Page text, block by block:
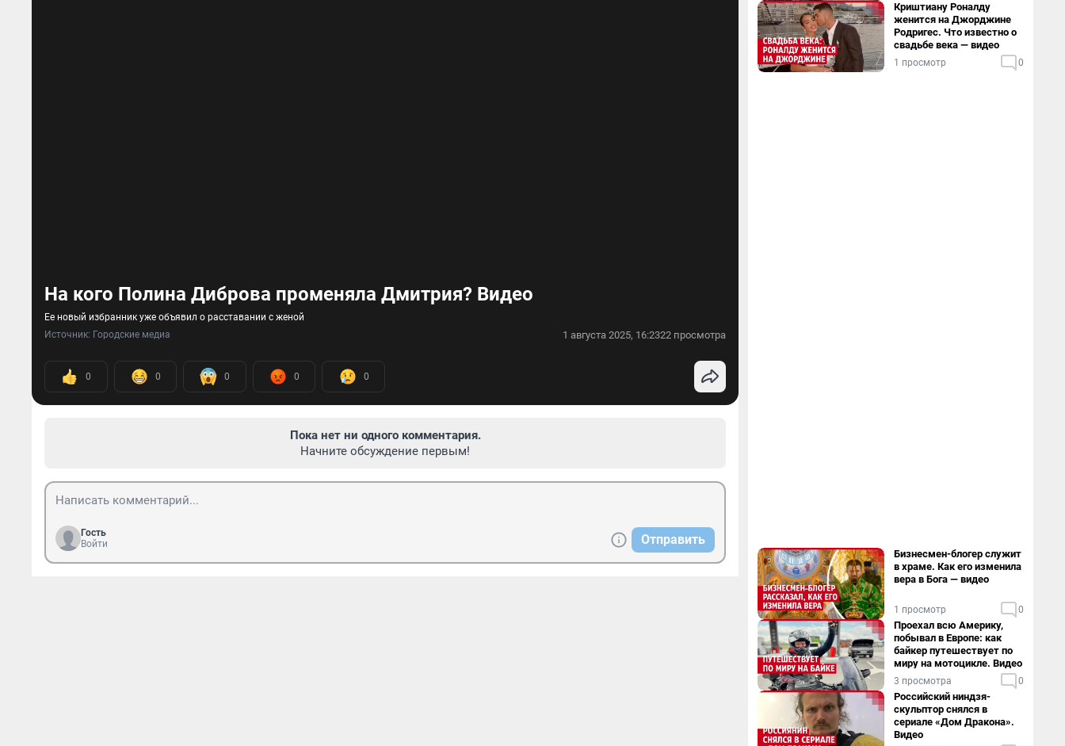
На кого Полина Диброва променяла Дмитрия? Видео
Ее новый избранник уже объявил о расставании с женой
Источник: Городские медиа 1 августа 2025, 16:2322 просмотра
0 0 0 0 0
Пока нет ни одного комментария.
Начните обсуждение первым!
Гость
Войти
Отправить
Криштиану Роналду
женится на Джорджине
Родригес. Что известно о
свадьбе века — видео
1 просмотр 0
Бизнесмен-блогер служит
в храме. Как его изменила
вера в Бога — видео
1 просмотр 0
Проехал всю Америку,
побывал в Европе: как
байкер путешествует по
миру на мотоцикле. Видео
3 просмотра 0
Российский ниндзя-
скульптор снялся в
сериале «Дом Дракона».
Видео